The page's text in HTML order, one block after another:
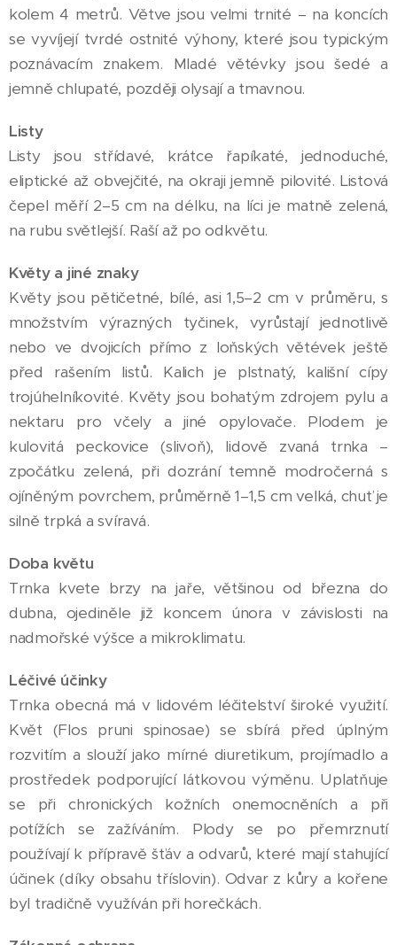
kolem 4 metrů. Větve jsou velmi trnité – na koncích
se vyvíjejí tvrdé ostnité výhony, které jsou typickým
poznávacím znakem. Mladé větévky jsou šedé a
jemně chlupaté, později olysají a tmavnou.
Listy
Listy jsou střídavé, krátce řapíkaté, jednoduché,
eliptické až obvejčité, na okraji jemně pilovité. Listová
čepel měří 2–5 cm na délku, na líci je matně zelená,
na rubu světlejší. Raší až po odkvětu.
Květy a jiné znaky
Květy jsou pětičetné, bílé, asi 1,5–2 cm v průměru, s
množstvím výrazných tyčinek, vyrůstají jednotlivě
nebo ve dvojicích přímo z loňských větévek ještě
před rašením listů. Kalich je plstnatý, kališní cípy
trojúhelníkovité. Květy jsou bohatým zdrojem pylu a
nektaru pro včely a jiné opylovače. Plodem je
kulovitá peckovice (slivoň), lidově zvaná trnka –
zpočátku zelená, při dozrání temně modročerná s
ojíněným povrchem, průměrně 1–1,5 cm velká, chuť je
silně trpká a svíravá.
Doba květu
Trnka kvete brzy na jaře, většinou od března do
dubna, ojediněle již koncem února v závislosti na
nadmořské výšce a mikroklimatu.
Léčivé účinky
Trnka obecná má v lidovém léčitelství široké využití.
Květ (Flos pruni spinosae) se sbírá před úplným
rozvitím a slouží jako mírné diuretikum, projímadlo a
prostředek podporující látkovou výměnu. Uplatňuje
se při chronických kožních onemocněních a při
potížích se zažíváním. Plody se po přemrznutí
používají k přípravě šťáv a odvarů, které mají stahující
účinek (díky obsahu tříslovin). Odvar z kůry a kořene
byl tradičně využíván při horečkách.